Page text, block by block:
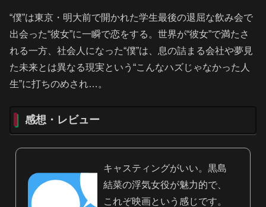
“僕”は東京・明大前で開かれた学生最後の退屈な飲み会で
出会った“彼女”に一瞬で恋をする。世界が“彼女”で満たさ
れる一方、社会人になった“僕”は、息の詰まる会社や夢見
た未来とは異なる現実という“こんなハズじゃなかった人
生”に打ちのめされ…。
感想・レビュー
キャスティングがいい。黒島
結菜の浮気女役が魅力的で、
これぞ映画という感じです。